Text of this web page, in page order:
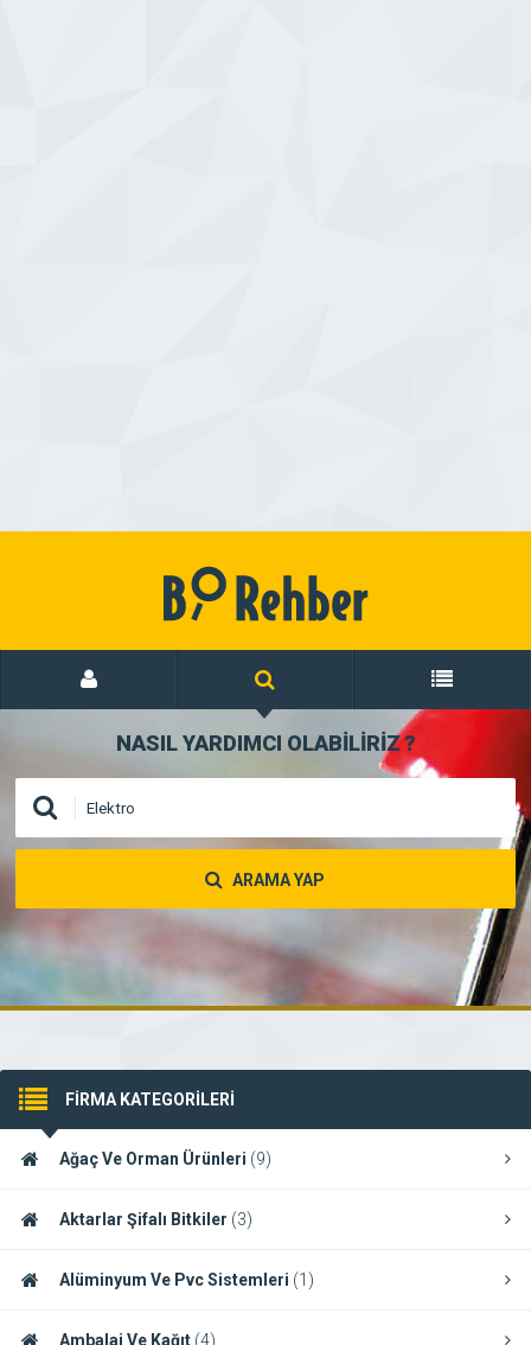
NASIL YARDIMCI OLABİLİRİZ?
ARAMA YAP
FİRMA KATEGORİLERİ
Ağaç Ve Orman Ürünleri (9)
Aktarlar Şifalı Bitkiler (3)
Alüminyum Ve Pvc Sistemleri (1)
Ambalaj Ve Kağıt (4)